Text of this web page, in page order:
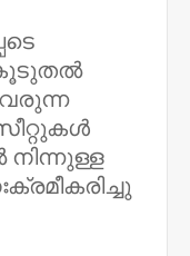
കൂടുതൽ
നിന്നുള്ള